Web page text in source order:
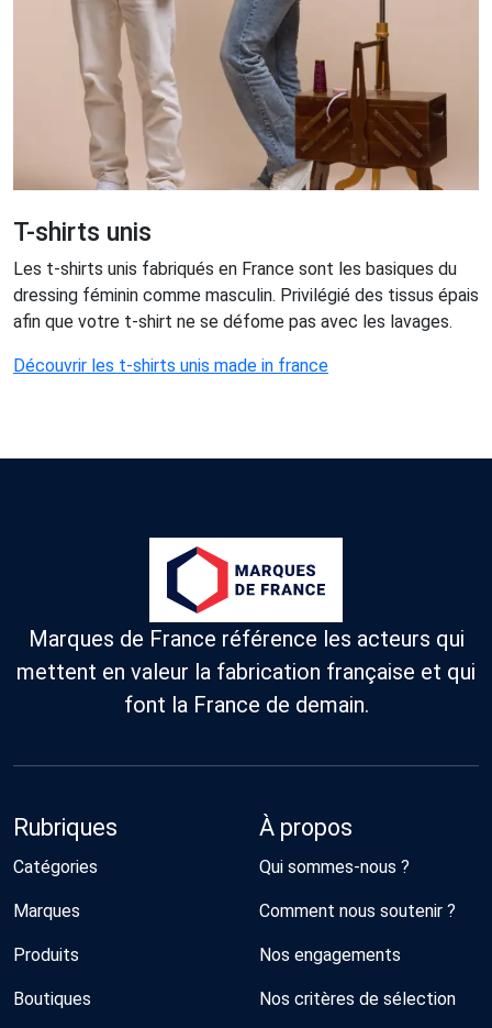
T-shirts unis
Les t-shirts unis fabriqués en France sont les basiques du
dressing féminin comme masculin. Privilégié des tissus épais
afin que votre t-shirt ne se défome pas avec les lavages.
Découvrir les t-shirts unis made in france
Marques de France référence les acteurs qui
mettent en valeur la fabrication française et qui
font la France de demain.
Rubriques
Catégories
Marques
Produits
Boutiques
À propos
Qui sommes-nous ?
Comment nous soutenir ?
Nos engagements
Nos critères de sélection